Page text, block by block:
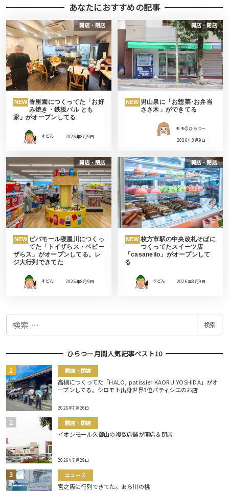
あなたにおすすめの記事
開店・閉店
NEW 香里園につくってた「お好
み焼き・鉄板バル とも
家」がオープンしてる
すどん 2026年8月9日
開店・閉店
NEW 男山泉に「お惣菜･お弁当
ささ木」ができてる
モモ＠ひらつー
2026年8月9日
開店・閉店
NEW ビバモール寝屋川につくっ
てた「トイザらス・ベビー
ザらス」がオープンしてる。レ
ジ大行列できてた
すどん 2026年8月9日
開店・閉店
NEW 枚方市駅の中央改札そばに
つくってたスイーツ店
「casaneilo」がオープンして
る
すどん 2026年8月9日
検
検索
ひらつー月間人気記事ベスト10
開店・閉店
高槻につくってた「HALO, patissier KAORU YOSHIDA」がオ
ープンしてる。シロモト出身世界3位パティシエのお店
2026年7月26日
開店・閉店
イオンモール久御山の複数店舗が開店＆閉店
2026年7月29日
ニュース
宮之阪に行列できてた。あら川の桃